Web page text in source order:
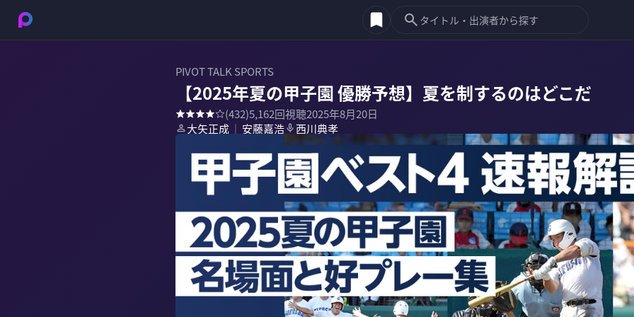
PIVOT TALK SPORTS
【2025年夏の甲子園 優勝予想】夏を制するのはどこだ
(432)5,162回視聴2025年8月20日
大矢正成 ｜ 安藤嘉浩 西川典孝